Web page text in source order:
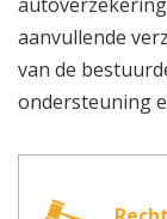
aanvullende
van de
ondersteuning